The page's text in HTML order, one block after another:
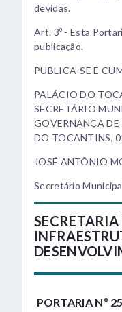
devidas.
Art. 3º - Esta
publicação.
PUBLICA-SE E
PALÁCIO DO
SECRETÁRIO
GOVERNANÇA
DO TOCANTINS,
JOSÉ ANTÔNIO
Secretário
PORTARIA Nº